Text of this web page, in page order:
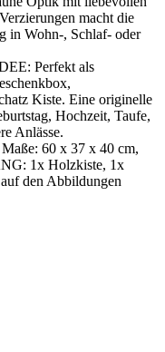
macht die
in Wohn-, Schlaf- oder
Perfekt als
Kiste. Eine originelle
Hochzeit, Taufe,
Anlässe.
60 x 37 x 40 cm,
1x Holzkiste, 1x
den Abbildungen